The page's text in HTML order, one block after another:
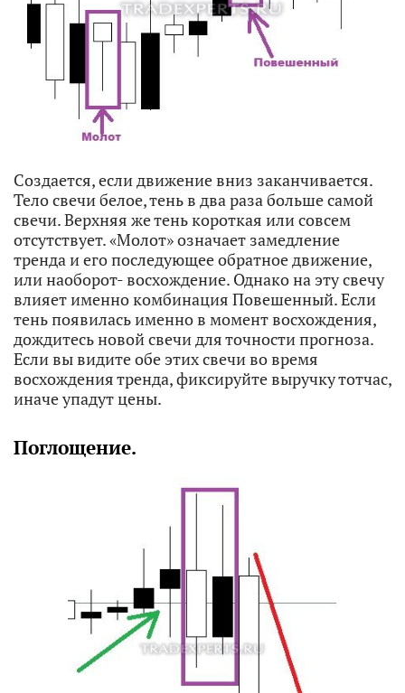
Создается, если движение вниз заканчивается.
Тело свечи белое, тень в два раза больше самой
свечи. Верхняя же тень короткая или совсем
отсутствует. «Молот» означает замедление
тренда и его последующее обратное движение,
или наоборот- восхождение. Однако на эту свечу
влияет именно комбинация Повешенный. Если
тень появилась именно в момент восхождения,
дождитесь новой свечи для точности прогноза.
Если вы видите обе этих свечи во время
восхождения тренда, фиксируйте выручку тотчас,
иначе упадут цены.
Поглощение.